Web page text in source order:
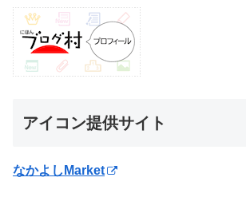
アイコン提供サイト
なかよしMarket